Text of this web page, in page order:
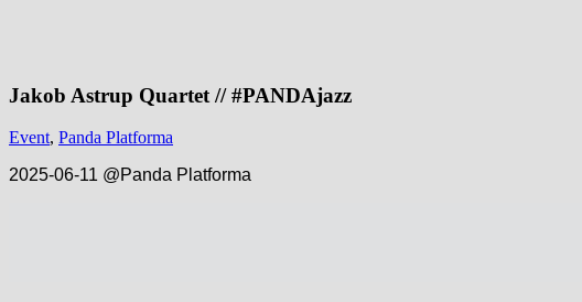
Jakob Astrup Quartet // #PANDAjazz
Event, Panda Platforma
2025-06-11 @Panda Platforma